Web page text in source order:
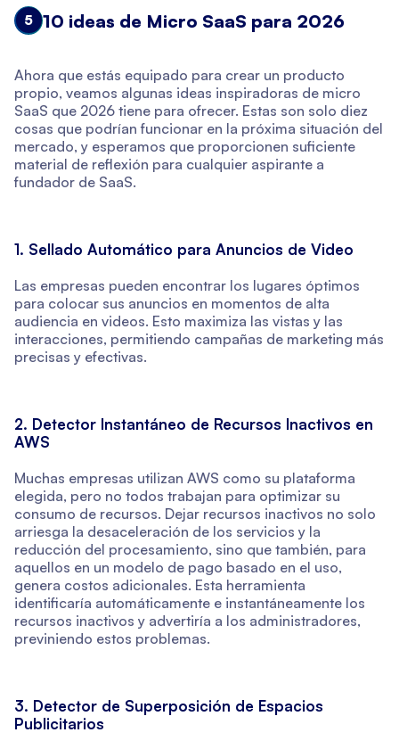
5 10 ideas de Micro SaaS para 2026
Ahora que estás equipado para crear un producto
propio, veamos algunas ideas inspiradoras de micro
SaaS que 2026 tiene para ofrecer. Estas son solo diez
cosas que podrían funcionar en la próxima situación del
mercado, y esperamos que proporcionen suficiente
material de reflexión para cualquier aspirante a
fundador de SaaS.
1. Sellado Automático para Anuncios de Video
Las empresas pueden encontrar los lugares óptimos
para colocar sus anuncios en momentos de alta
audiencia en videos. Esto maximiza las vistas y las
interacciones, permitiendo campañas de marketing más
precisas y efectivas.
2. Detector Instantáneo de Recursos Inactivos en
AWS
Muchas empresas utilizan AWS como su plataforma
elegida, pero no todos trabajan para optimizar su
consumo de recursos. Dejar recursos inactivos no solo
arriesga la desaceleración de los servicios y la
reducción del procesamiento, sino que también, para
aquellos en un modelo de pago basado en el uso,
genera costos adicionales. Esta herramienta
identificaría automáticamente e instantáneamente los
recursos inactivos y advertiría a los administradores,
previniendo estos problemas.
3. Detector de Superposición de Espacios
Publicitarios